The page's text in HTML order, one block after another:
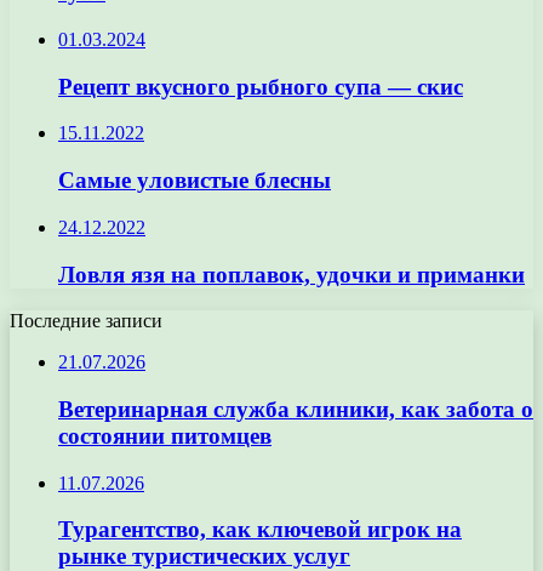
01.03.2024
Рецепт вкусного рыбного супа — скис
15.11.2022
Самые уловистые блесны
24.12.2022
Ловля язя на поплавок, удочки и приманки
Последние записи
21.07.2026
Ветеринарная служба клиники, как забота о
состоянии питомцев
11.07.2026
Турагентство, как ключевой игрок на
рынке туристических услуг